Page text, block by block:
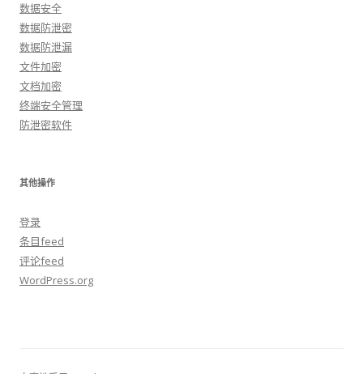
数据安全
数据防泄密
数据防泄漏
文件加密
文档加密
终端安全管理
防泄密软件
其他操作
登录
条目feed
评论feed
WordPress.org